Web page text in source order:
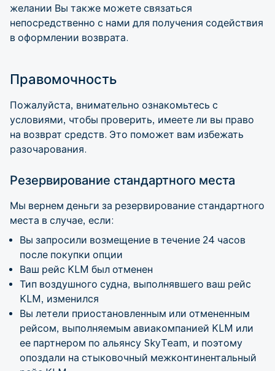
желании Вы также можете связаться
непосредственно с нами для получения содействия
в оформлении возврата.
Правомочность
Пожалуйста, внимательно ознакомьтесь с
условиями, чтобы проверить, имеете ли вы право
на возврат средств. Это поможет вам избежать
разочарования.
Резервирование стандартного места
Мы вернем деньги за резервирование стандартного
места в случае, если:
Вы запросили возмещение в течение 24 часов
после покупки опции
Ваш рейс KLM был отменен
Тип воздушного судна, выполнявшего ваш рейс
KLM, изменился
Вы летели приостановленным или отмененным
рейсом, выполняемым авиакомпанией KLM или
ее партнером по альянсу SkyTeam, и поэтому
опоздали на стыковочный межконтинентальный